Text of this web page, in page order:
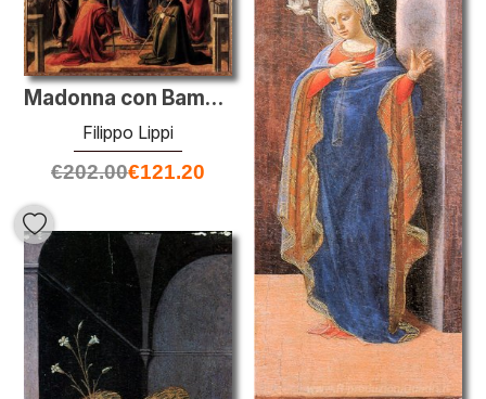
Madonna con Bambino e San Frediano e S. Agostino
Filippo Lippi
€202.00€121.20